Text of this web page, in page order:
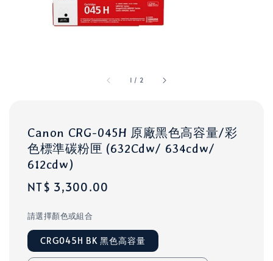
1 / 2
Canon CRG-045H 原廠黑色高容量/彩
色標準碳粉匣 (632Cdw/ 634cdw/
612cdw)
Regular
NT$ 3,300.00
請選擇顏色或組合
CRG045H BK 黑色高容量